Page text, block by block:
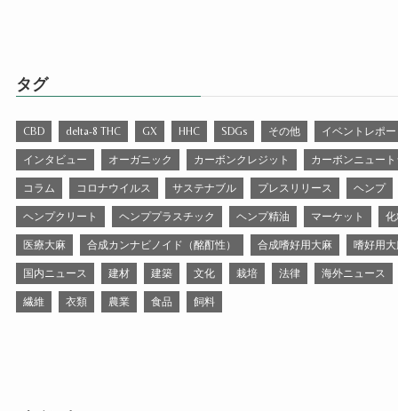
タグ
CBD delta-8 THC GX HHC SDGs その他 イベントレポ
インタビュー オーガニック カーボンクレジット カーボンニュー
コラム コロナウイルス サステナブル プレスリリース ヘンプ
ヘンプクリート ヘンププラスチック ヘンプ精油 マーケット
医療大麻 合成カンナビノイド（酩酊性） 合成嗜好用大麻 嗜好用
国内ニュース 建材 建築 文化 栽培 法律 海外ニュース
繊維 衣類 農業 食品 飼料